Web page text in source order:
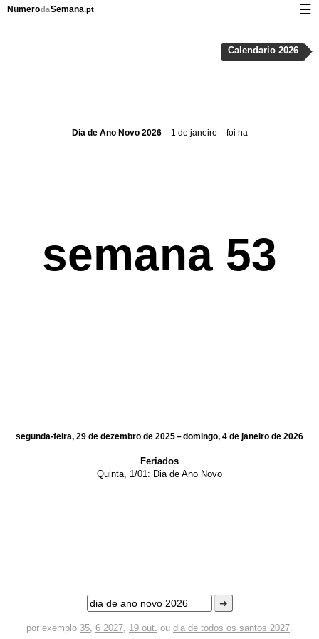
Dia de Ano Novo 2026– 1 de janeiro – foi na
semana 53
segunda-feira, 29 de dezembro de 2025 – domingo, 4 de janeiro de 2026
Feriados
Quinta, 1/01: Dia de Ano Novo
➜
por exemplo 35, 6 2027, 19 out. ou dia de todos os santos 2027.
Calendario 2026
NumerodaSemana.pt ☰